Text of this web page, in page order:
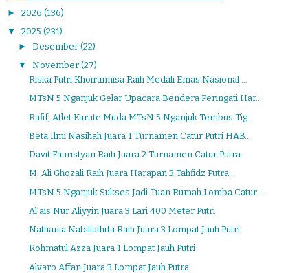
► 2026 (136)
▼ 2025 (231)
► Desember (22)
▼ November (27)
Riska Putri Khoirunnisa Raih Medali Emas Nasional ...
MTsN 5 Nganjuk Gelar Upacara Bendera Peringati Har...
Rafif, Atlet Karate Muda MTsN 5 Nganjuk Tembus Tig...
Beta Ilmi Nasihah Juara 1 Turnamen Catur Putri HAB...
Davit Fharistyan Raih Juara 2 Turnamen Catur Putra...
M. Ali Ghozali Raih Juara Harapan 3 Tahfidz Putra ...
MTsN 5 Nganjuk Sukses Jadi Tuan Rumah Lomba Catur ...
Al’ais Nur Aliyyin Juara 3 Lari 400 Meter Putri
Nathania Nabillathifa Raih Juara 3 Lompat Jauh Putri
Rohmatul Azza Juara 1 Lompat Jauh Putri
Alvaro Affan Juara 3 Lompat Jauh Putra